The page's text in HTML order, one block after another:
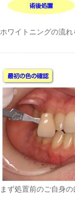
ホワイトニングの流
まず処置前のご自身